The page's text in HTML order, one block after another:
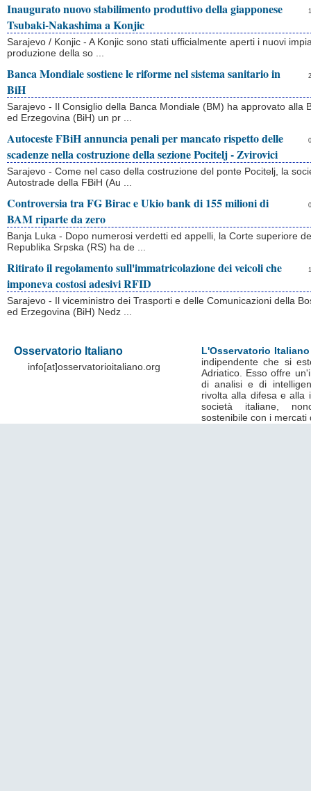
Inaugurato nuovo stabilimento produttivo della giapponese
Tsubaki-Nakashima a Konjic
Sarajevo / Konjic - A Konjic sono stati ufficialmente aperti i nuovi
produzione della so ...
Banca Mondiale sostiene le riforme nel sistema sanitario in
BiH
Sarajevo - Il Consiglio della Banca Mondiale (BM) ha approvato alla
ed Erzegovina (BiH) un pr ...
Autoceste FBiH annuncia penali per mancato rispetto delle
scadenze nella costruzione della sezione Pocitelj - Zvirovici
Sarajevo - Come nel caso della costruzione del ponte Pocitelj, la
Autostrade della FBiH (Au ...
Controversia tra FG Birac e Ukio bank di 155 milioni di
BAM riparte da zero
Banja Luka - Dopo numerosi verdetti ed appelli, la Corte superiore
Republika Srpska (RS) ha de ...
Ritirato il regolamento sull'immatricolazione dei veicoli che
imponeva costosi adesivi RFID
Sarajevo - Il viceministro dei Trasporti e delle Comunicazioni della
ed Erzegovina (BiH) Nedz ...
Osservatorio Italiano
info[at]osservatorioitaliano.org
L'Osservatorio Italiano
indipendente che si
Adriatico. Esso offre
di analisi e di
rivolta alla difesa e alla
società italiane,
sostenibile con i mercati